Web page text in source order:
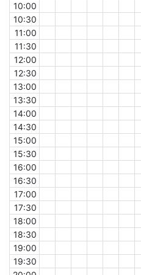
10:00
10:30
11:00
11:30
12:00
12:30
13:00
13:30
14:00
14:30
15:00
15:30
16:00
16:30
17:00
17:30
18:00
18:30
19:00
19:30